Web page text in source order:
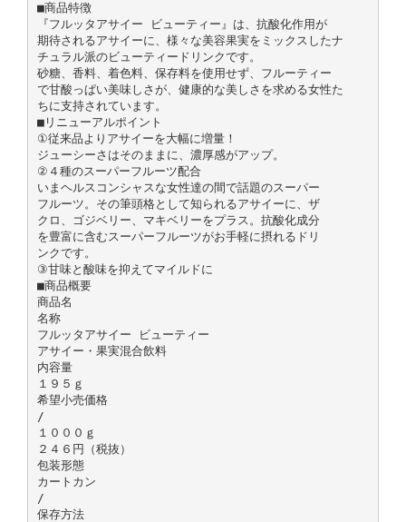
■商品特徴
『フルッタアサイー ビューティー』は、抗酸化作用が
期待されるアサイーに、様々な美容果実をミックスしたナ
チュラル派のビューティードリンクです。
砂糖、香料、着色料、保存料を使用せず、フルーティー
で甘酸っぱい美味しさが、健康的な美しさを求める女性た
ちに支持されています。
■リニューアルポイント
①従来品よりアサイーを大幅に増量！
ジューシーさはそのままに、濃厚感がアップ。
②４種のスーパーフルーツ配合
いまヘルスコンシャスな女性達の間で話題のスーパー
フルーツ。その筆頭格として知られるアサイーに、ザ
クロ、ゴジベリー、マキベリーをプラス。抗酸化成分
を豊富に含むスーパーフルーツがお手軽に摂れるドリ
ンクです。
③甘味と酸味を抑えてマイルドに
■商品概要
商品名
名称
フルッタアサイー ビューティー
アサイー・果実混合飲料
内容量
１９５ｇ
希望小売価格
/
１０００ｇ
２４６円（税抜）
包装形態
カートカン
/
保存方法